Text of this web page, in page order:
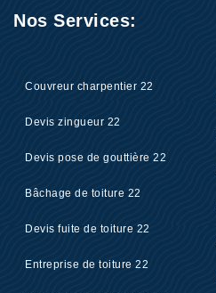
Nos Services:
Couvreur charpentier 22
Devis zingueur 22
Devis pose de gouttière 22
Bâchage de toiture 22
Devis fuite de toiture 22
Entreprise de toiture 22